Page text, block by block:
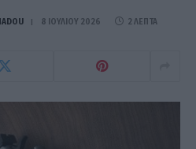
8 ΙΟΥΛΊΟΥ 2026 2 ΛΕΠΤΆ